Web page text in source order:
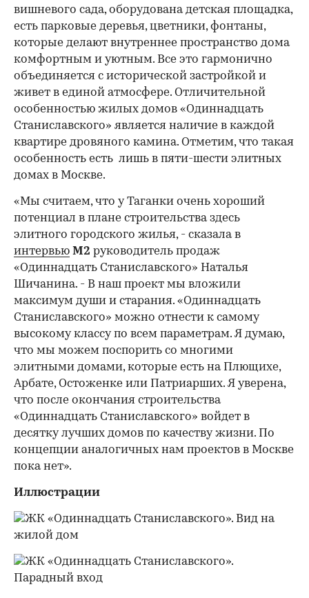
вишневого сада, оборудована детская площадка,
есть парковые деревья, цветники, фонтаны,
которые делают внутреннее пространство дома
комфортным и уютным. Все это гармонично
объединяется с исторической застройкой и
живет в единой атмосфере. Отличительной
особенностью жилых домов «Одиннадцать
Станиславского» является наличие в каждой
квартире дровяного камина. Отметим, что такая
особенность есть лишь в пяти-шести элитных
домах в Москве.
«Мы считаем, что у Таганки очень хороший
потенциал в плане строительства здесь
элитного городского жилья, - сказала в
интервью М2 руководитель продаж
«Одиннадцать Станиславского» Наталья
Шичанина. - В наш проект мы вложили
максимум души и старания. «Одиннадцать
Станиславского» можно отнести к самому
высокому классу по всем параметрам. Я думаю,
что мы можем поспорить со многими
элитными домами, которые есть на Плющихе,
Арбате, Остоженке или Патриарших. Я уверена,
что после окончания строительства
«Одиннадцать Станиславского» войдет в
десятку лучших домов по качеству жизни. По
концепции аналогичных нам проектов в Москве
пока нет».
Иллюстрации